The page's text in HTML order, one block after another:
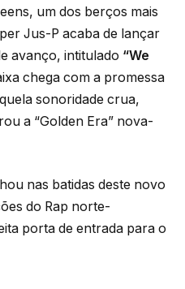
um dos berços mais
Jus-P acaba de lançar
avanço, intitulado “We
chega com a promessa
sonoridade crua,
a “Golden Era” nova-
nas batidas deste novo
do Rap norte-
porta de entrada para o